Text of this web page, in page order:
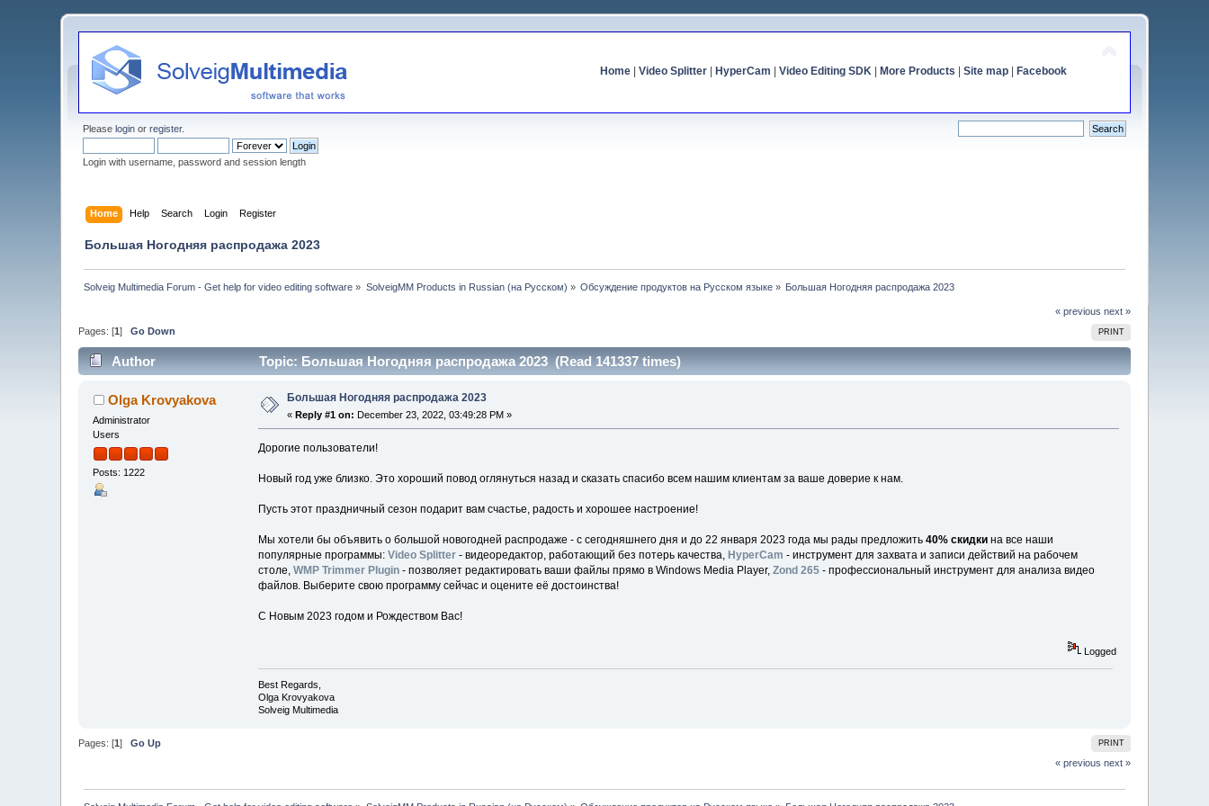
Home| Video Splitter| HyperCam Video Editing SDK| More Products Site map| Facebook
Pleaselogin orregister.
Login with username, password and session length
Home Help Search Login Register
Большая Ногодняя распродажа 2023
Solveig Multimedia Forum - Get help for video editing software » SolveigMM Products in Russian (на Русском) » Обсуждение продуктов на Русском языке » Большая Ногодняя распродажа 2023
« previous next »
PRINT
Pages: [1]Go Down
Author Topic: Большая Ногодняя распродажа 2023 (Read 141337 times)
Olga Krovyakova
Administrator
Users
Posts: 1222
Большая Ногодняя распродажа 2023
«Reply #1 on: December 23, 2022, 03:49:28 PM »
Дорогие пользователи!
Новый год уже близко. Это хороший повод оглянуться назад и сказать спасибо всем нашим клиентам за ваше доверие к нам.
Пусть этот праздничный сезон подарит вам счастье, радость и хорошее настроение!
Мы хотели бы объявить о большой новогодней распродаже - с сегодняшнего дня и до 22 января 2023 года мы рады предложить 40% скидкина все наши
популярные программы: Video Splitter- видеоредактор, работающий без потерь качества, HyperCam - инструмент для захвата и записи действий на рабочем
столе, WMP Trimmer Plugin- позволяет редактировать ваши файлы прямо в Windows Media Player, Zond 265- профессиональный инструмент для анализа видео
файлов. Выберите свою программу сейчас и оцените её достоинства!
С Новым 2023 годом и Рождеством Вас!
Logged
Best Regards,
Olga Krovyakova
Solveig Multimedia
PRINT
Pages: [1]Go Up
« previous next »